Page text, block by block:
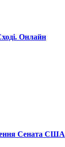
Онлайн
Сената США